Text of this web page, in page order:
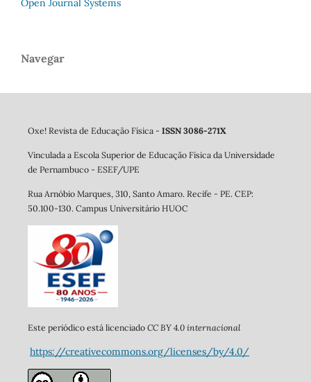
Open Journal Systems
Navegar
Oxe! Revista de Educação Física - ISSN 3086-271X
Vinculada a Escola Superior de Educação Física da Universidade
de Pernambuco - ESEF/UPE
Rua Arnóbio Marques, 310, Santo Amaro. Recife - PE. CEP:
50.100-130. Campus Universitário HUOC
Este periódico está licenciado CC BY 4.0 internacional
https://creativecommons.org/licenses/by/4.0/